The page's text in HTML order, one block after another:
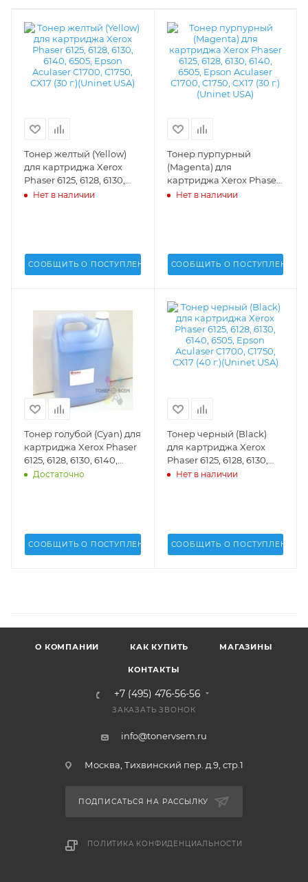
Тонер желтый (Yellow)
для картриджа Xerox
Phaser 6125, 6128, 6130,
6140, 6505, Epson
Нет в наличии
СООБЩИТЬ О ПОСТУПЛЕНИИ
Тонер пурпурный
(Magenta) для
картриджа Xerox Phaser
6125, 6128, 6130, 6140,
Нет в наличии
СООБЩИТЬ О ПОСТУПЛЕНИИ
Тонер голубой (Cyan) для
картриджа Xerox Phaser
6125, 6128, 6130, 6140,
6505, Epson Aculaser
Достаточно
СООБЩИТЬ О ПОСТУПЛЕНИИ
Тонер черный (Black)
для картриджа Xerox
Phaser 6125, 6128, 6130,
6140, 6505, Epson
Нет в наличии
СООБЩИТЬ О ПОСТУПЛЕНИИ
О КОМПАНИИ КАК КУПИТЬ МАГАЗИНЫ
КОНТАКТЫ
+7 (495) 476-56-56
ЗАКАЗАТЬ ЗВОНОК
info@tonervsem.ru
Москва, Тихвинский пер. д.9, стр.1
ПОДПИСАТЬСЯ НА РАССЫЛКУ
ПОЛИТИКА КОНФИДЕНЦИАЛЬНОСТИ